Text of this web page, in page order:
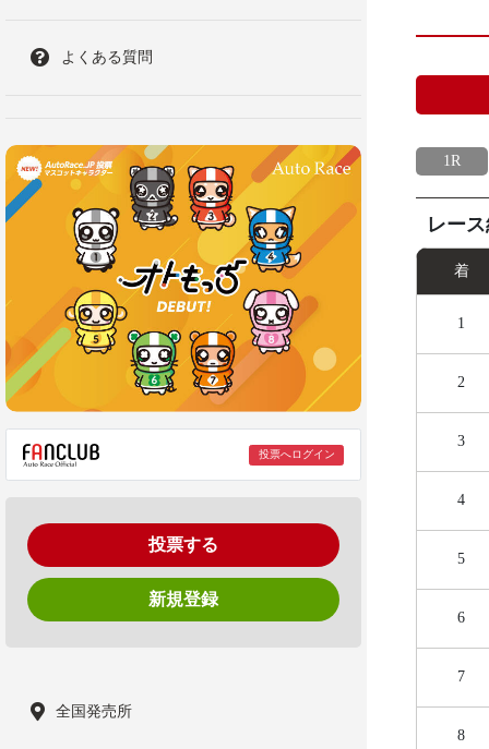
よくある質問
投票へログイン
投票する
新規登録
全国発売所
1R
レー
着
1
2
3
4
5
6
7
8